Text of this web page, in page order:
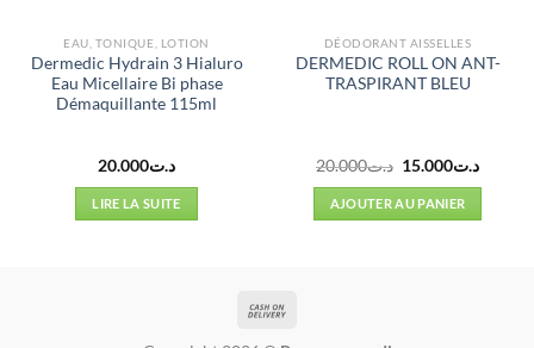
EAU, TONIQUE, LOTION
Dermedic Hydrain 3 Hialuro
Eau Micellaire Bi phase
Démaquillante 115ml
د.ت20.000
LIRE LA SUITE
DÉODORANT AISSELLES
DERMEDIC ROLL ON ANT-
TRASPIRANT BLEU
د.ت20.000
Le
initial
était :
د.ت20.000.
د.ت15.000
Le
AJOUTER AU PANIER